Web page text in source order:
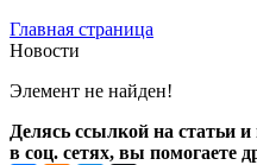
Главная страница
Новости
Элемент не найден!
Делясь ссылкой на статьи
в соц. сетях, вы помогаете